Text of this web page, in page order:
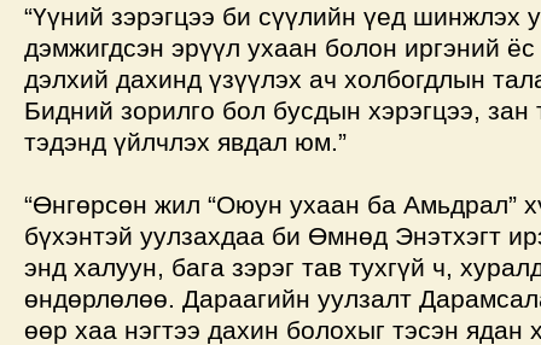
“Үүний зэрэгцээ би сүүлийн үед шинжлэх
дэмжигдсэн эрүүл ухаан болон иргэний ёс
дэлхий дахинд үзүүлэх ач холбогдлын
Бидний зорилго бол бусдын хэрэгцээ, зан
тэдэнд үйлчлэх явдал юм.”
“Өнгөрсөн жил “Оюун ухаан ба Амьдрал”
бүхэнтэй уулзахдаа би Өмнөд Энэтхэгт
энд халуун, бага зэрэг тав тухгүй ч,
өндөрлөлөө. Дараагийн уулзалт
өөр хаа нэгтээ дахин болохыг тэсэн ядан